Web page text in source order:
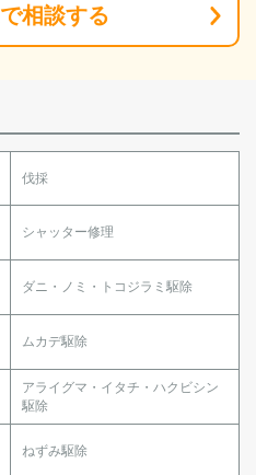
で相談する
伐採
シャッター修理
ダニ・ノミ・トコジラミ駆除
ムカデ駆除
アライグマ・イタチ・ハクビシン
駆除
ねずみ駆除